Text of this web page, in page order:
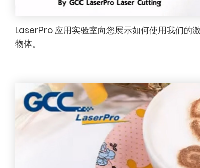
LaserPro 应用实验室向您展示如何使用我们的
物体。